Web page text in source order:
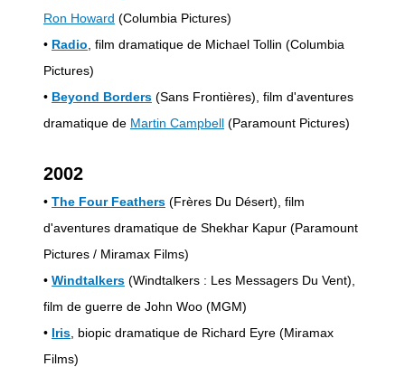
Ron Howard (Columbia Pictures)
• Radio , film dramatique de Michael Tollin (Columbia
Pictures)
• Beyond Borders (Sans Frontières), film d'aventures
dramatique de Martin Campbell (Paramount Pictures)
2002
• The Four Feathers (Frères Du Désert), film
d'aventures dramatique de Shekhar Kapur (Paramount
Pictures / Miramax Films)
• Windtalkers (Windtalkers : Les Messagers Du Vent),
film de guerre de John Woo (MGM)
• Iris , biopic dramatique de Richard Eyre (Miramax
Films)